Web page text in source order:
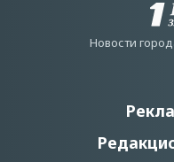
Новости